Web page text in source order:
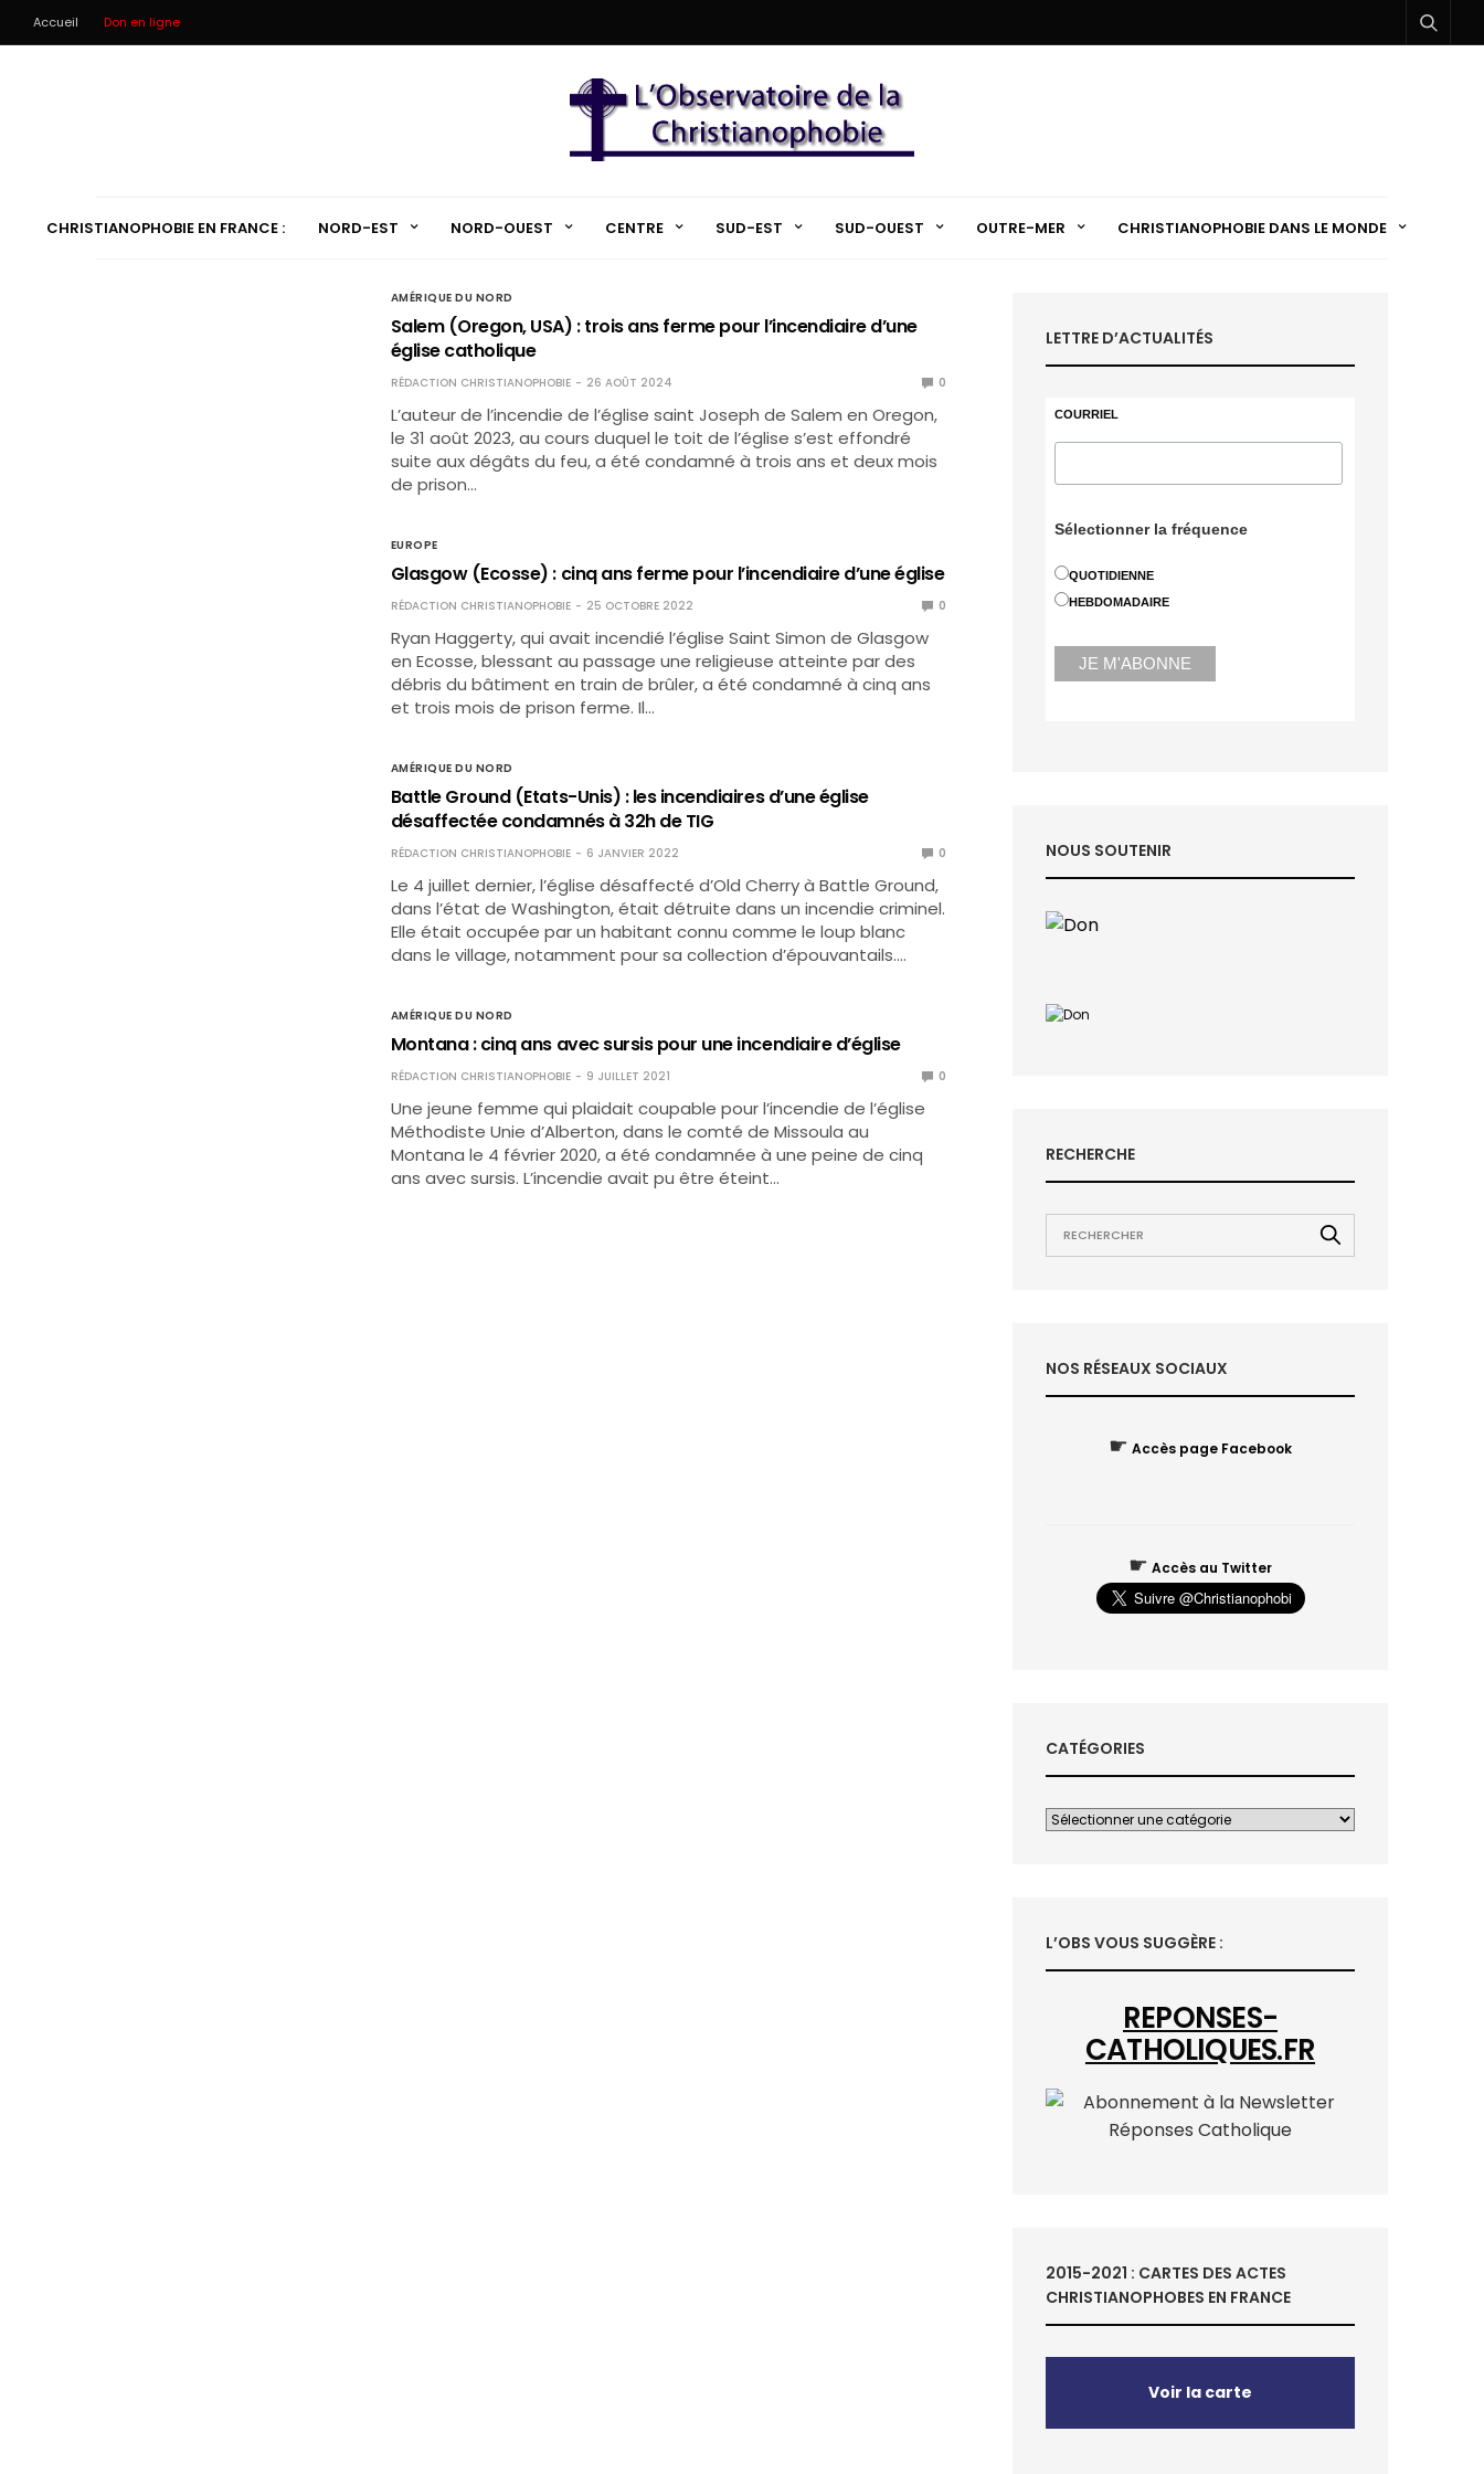
Accueil Don en ligne
CHRISTIANOPHOBIE EN FRANCE : NORD-EST NORD-OUEST CENTRE SUD-EST SUD-OUEST OUTRE-MER CHRISTIANOPHOBIE DANS LE MONDE
AMÉRIQUE DU NORD
Salem (Oregon, USA) : trois ans ferme pour l’incendiaire d’une
église catholique
RÉDACTION CHRISTIANOPHOBIE 26 AOÛT 2024 0
L’auteur de l’incendie de l’église saint Joseph de Salem en Oregon,
le 31 août 2023, au cours duquel le toit de l’église s’est effondré
suite aux dégâts du feu, a été condamné à trois ans et deux mois
de prison…
EUROPE
Glasgow (Ecosse) : cinq ans ferme pour l’incendiaire d’une église
RÉDACTION CHRISTIANOPHOBIE 25 OCTOBRE 2022 0
Ryan Haggerty, qui avait incendié l’église Saint Simon de Glasgow
en Ecosse, blessant au passage une religieuse atteinte par des
débris du bâtiment en train de brûler, a été condamné à cinq ans
et trois mois de prison ferme. Il…
AMÉRIQUE DU NORD
Battle Ground (Etats-Unis) : les incendiaires d’une église
désaffectée condamnés à 32h de TIG
RÉDACTION CHRISTIANOPHOBIE 6 JANVIER 2022 0
Le 4 juillet dernier, l’église désaffecté d’Old Cherry à Battle Ground,
dans l’état de Washington, était détruite dans un incendie criminel.
Elle était occupée par un habitant connu comme le loup blanc
dans le village, notamment pour sa collection d’épouvantails.…
AMÉRIQUE DU NORD
Montana : cinq ans avec sursis pour une incendiaire d’église
RÉDACTION CHRISTIANOPHOBIE 9 JUILLET 2021 0
Une jeune femme qui plaidait coupable pour l’incendie de l’église
Méthodiste Unie d’Alberton, dans le comté de Missoula au
Montana le 4 février 2020, a été condamnée à une peine de cinq
ans avec sursis. L’incendie avait pu être éteint…
LETTRE D’ACTUALITÉS
COURRIEL
Sélectionner la fréquence
QUOTIDIENNE
HEBDOMADAIRE
NOUS SOUTENIR
RECHERCHE
NOS RÉSEAUX SOCIAUX
☛ Accès page Facebook
☛ Accès au Twitter
CATÉGORIES
L’OBS VOUS SUGGÈRE :
REPONSES-
CATHOLIQUES.FR
2015-2021 : CARTES DES ACTES
CHRISTIANOPHOBES EN FRANCE
Voir la carte